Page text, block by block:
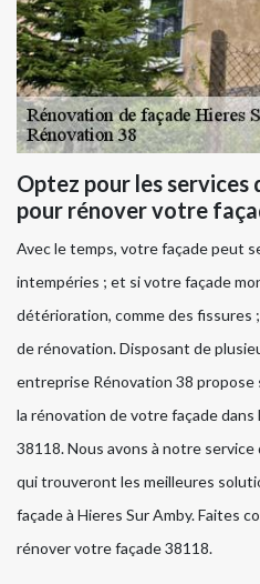
Optez pour les services
pour rénover votre
Avec le temps, votre façade peut
intempéries ; et si votre façade
détérioration, comme des fissures
de rénovation. Disposant de
entreprise Rénovation 38 propose
la rénovation de votre façade dans
38118. Nous avons à notre
qui trouveront les meilleures
façade à Hieres Sur Amby. Faites
rénover votre façade 38118.